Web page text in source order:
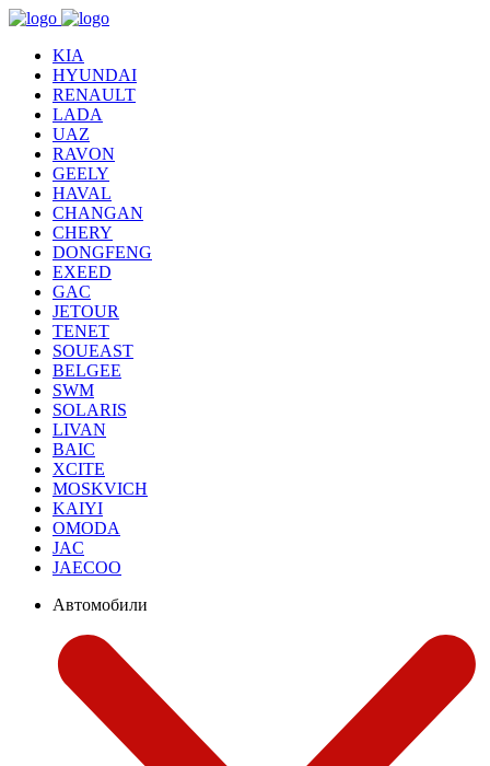
KIA
HYUNDAI
RENAULT
LADA
UAZ
RAVON
GEELY
HAVAL
CHANGAN
CHERY
DONGFENG
EXEED
GAC
JETOUR
TENET
SOUEAST
BELGEE
SWM
SOLARIS
LIVAN
BAIC
XCITE
MOSKVICH
KAIYI
OMODA
JAC
JAECOO
Автомобили